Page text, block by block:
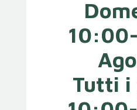
Tutti i